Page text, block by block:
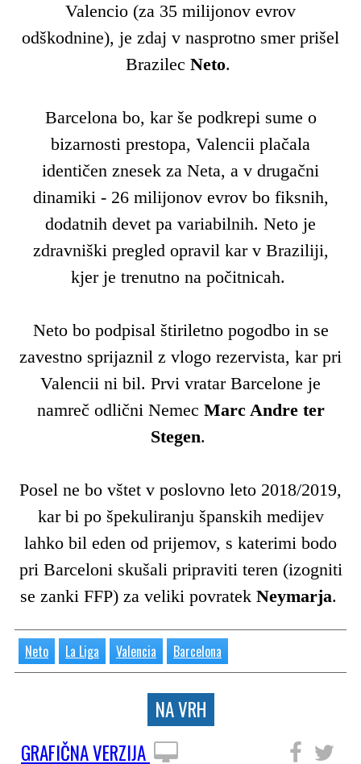
Valencio (za 35 milijonov evrov
odškodnine), je zdaj v nasprotno smer prišel
Brazilec Neto.
Barcelona bo, kar še podkrepi sume o
bizarnosti prestopa, Valencii plačala
identičen znesek za Neta, a v drugačni
dinamiki - 26 milijonov evrov bo fiksnih,
dodatnih devet pa variabilnih. Neto je
zdravniški pregled opravil kar v Braziliji,
kjer je trenutno na počitnicah.
Neto bo podpisal štiriletno pogodbo in se
zavestno sprijaznil z vlogo rezervista, kar pri
Valencii ni bil. Prvi vratar Barcelone je
namreč odlični Nemec Marc Andre ter
Stegen.
Posel ne bo vštet v poslovno leto 2018/2019,
kar bi po špekuliranju španskih medijev
lahko bil eden od prijemov, s katerimi bodo
pri Barceloni skušali pripraviti teren (izogniti
se zanki FFP) za veliki povratek Neymarja.
Neto La Liga Valencia Barcelona
NA VRH
GRAFIČNA VERZIJA